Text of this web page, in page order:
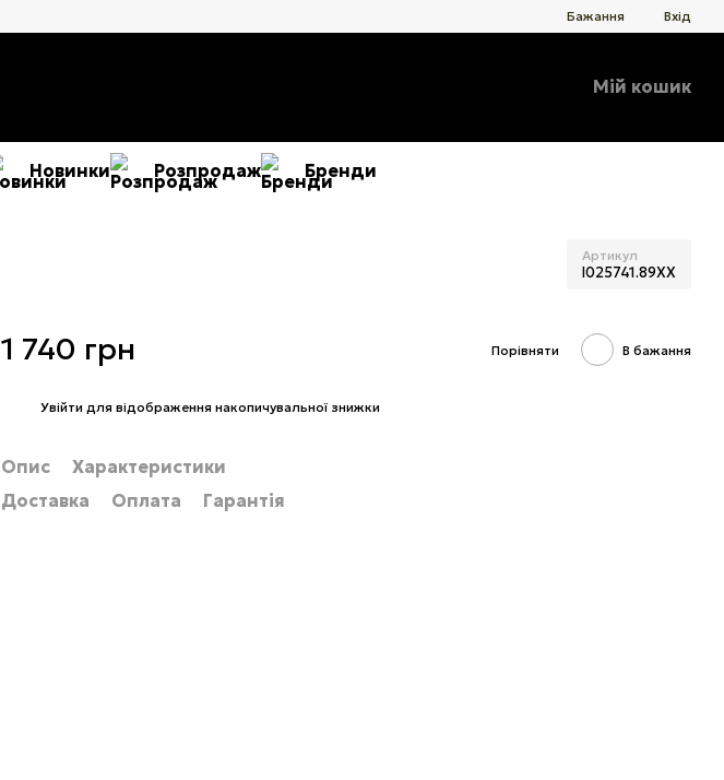
Бажання Вхід
Мій кошик
Новинки Розпродаж Бренди
Артикул
I025741.89XX
1 740 грн Порівняти В бажання
Увійти для відображення накопичувальної знижки
Опис
Характеристики
Доставка
Оплата Гарантія